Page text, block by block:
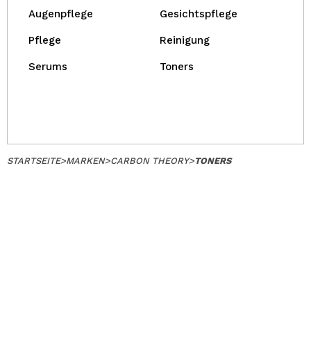
Augenpflege Gesichtspflege
Pflege Reinigung
Serums Toners
STARTSEITE>MARKEN>CARBON THEORY>TONERS